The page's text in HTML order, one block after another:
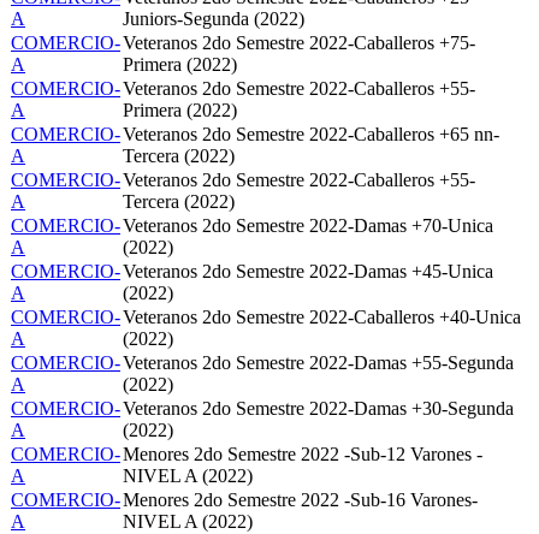
A
Juniors-Segunda (2022)
COMERCIO-
A
Veteranos 2do Semestre 2022-Caballeros +75-
Primera (2022)
COMERCIO-
A
Veteranos 2do Semestre 2022-Caballeros +55-
Primera (2022)
COMERCIO-
A
Veteranos 2do Semestre 2022-Caballeros +65 nn-
Tercera (2022)
COMERCIO-
A
Veteranos 2do Semestre 2022-Caballeros +55-
Tercera (2022)
COMERCIO-
A
Veteranos 2do Semestre 2022-Damas +70-Unica
(2022)
COMERCIO-
A
Veteranos 2do Semestre 2022-Damas +45-Unica
(2022)
COMERCIO-
A
Veteranos 2do Semestre 2022-Caballeros +40-Unica
(2022)
COMERCIO-
A
Veteranos 2do Semestre 2022-Damas +55-Segunda
(2022)
COMERCIO-
A
Veteranos 2do Semestre 2022-Damas +30-Segunda
(2022)
COMERCIO-
A
Menores 2do Semestre 2022 -Sub-12 Varones -
NIVEL A (2022)
COMERCIO-
A
Menores 2do Semestre 2022 -Sub-16 Varones-
NIVEL A (2022)